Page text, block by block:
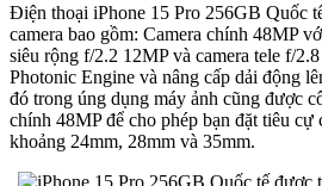
Điện thoại iPhone 15 Pro 256GB Quốc
camera bao gồm: Camera chính 48MP
siêu rộng f/2.2 12MP và camera tele f/
Photonic Engine và nâng cấp dải động
đó trong úng dụng máy ảnh cũng được
chính 48MP để cho phép bạn đặt tiêu
khoảng 24mm, 28mm và 35mm.